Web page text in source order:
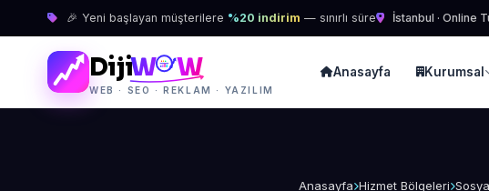
🎉 Yeni başlayan müşterilere %20 indirim — sınırlı süre İstanbul · Online
DijiW W
WEB · SEO · REKLAM · YAZILIM
Anasayfa Kurumsal
Anasayfa Hizmet Bölgeleri